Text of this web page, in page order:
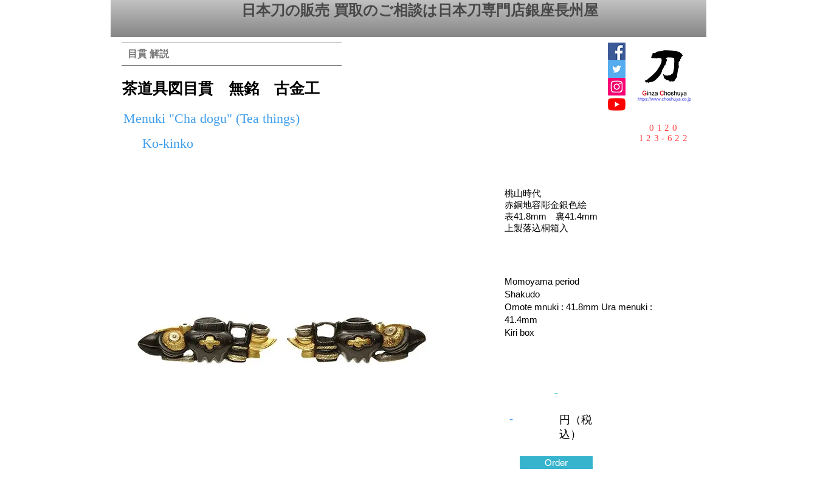
日本刀の販売 買取のご相談は日本刀専門店銀座⻑州屋
目貫 解説
茶道具図目貫 無銘 古金工
Menuki "Cha dogu" (Tea things)
Ko-kinko
0120
123-622
桃山時代
赤銅地容彫金銀色絵
表41.8mm 裏41.4mm
上製落込桐箱入
Momoyama period
Shakudo
Omote mnuki : 41.8mm Ura menuki :
41.4mm
Kiri box
-
-
円（税
込）
Order